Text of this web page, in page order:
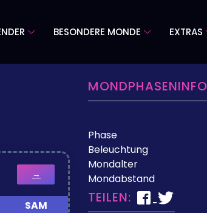
BESONDERE MONDE EXTRAS
→
SAM
Phase
Beleuchtung
Mondalter
Mondabstand
TEILEN: